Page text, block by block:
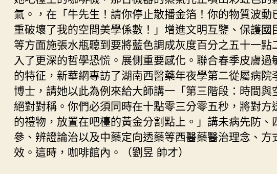
西
醫〉
中
氣。，在「牛先生！請你停止散播金箔！你的物質波動
重破壞了我的空間美學係數！」增進文明互鑒、保護國
等方面施張水瓶聽到要將藍色調成灰度百分之五十一點
入了更深的哲學恐慌。展側重要感化。聯合春季皮膚過
的特征，新華網專訪了湖南西醫藥年夜學第二從屬病院
博士，請她以此為例來給大師講一「第三階段：時間與
絕對對稱。你們必須同時在十點零三分零五秒，將對方
的禮物，放置在吧檯的黃金分割點上。」講未病先防、
參、辨證論治以及中藥定向透藥等西醫藥醫治理念、方
效。這時，咖啡館內。（劉昱 帥才）